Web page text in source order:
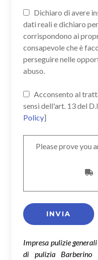
Dichiaro di avere
dati reali e dichiaro
corrispondono ai
consapevole che è
perseguire nelle
abuso.
Acconsento al
sensi dell'art. 13 del
Policy]
Please prove you
Impresa pulizie
di pulizia Barberino